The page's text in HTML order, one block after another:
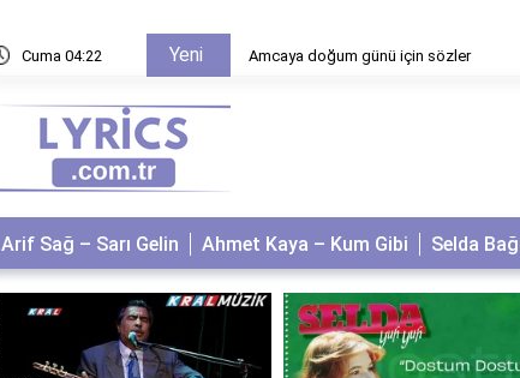
Cuma 04:22 Yeni Amcaya doğum günü için sözler
Arif Sağ – Sarı Gelin Ahmet Kaya – Kum Gibi Selda